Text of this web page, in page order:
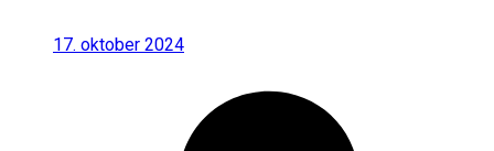
17. oktober 2024